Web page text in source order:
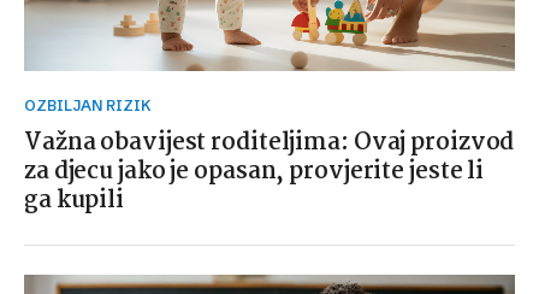
OZBILJAN RIZIK
Važna obavijest roditeljima: Ovaj proizvod
za djecu jako je opasan, provjerite jeste li
ga kupili